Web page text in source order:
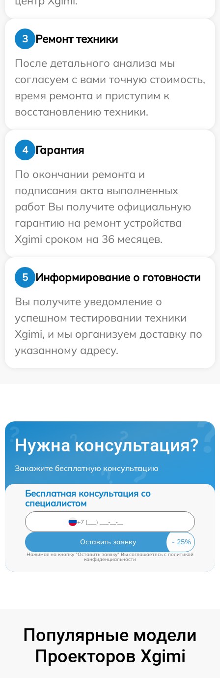
3
Ремонт техники
После детального анализа мы
согласуем с вами точную стоимость,
время ремонта и приступим к
восстановлению техники.
4
Гарантия
По окончании ремонта и
подписания акта выполненных
работ Вы получите официальную
гарантию на ремонт устройства
Xgimi сроком на 36 месяцев.
5
Информирование о готовности
Вы получите уведомление о
успешном тестировании техники
Xgimi, и мы организуем доставку по
указанному адресу.
Нужна консультация?
Закажите бесплатную консультацию
Бесплатная консультация со
специалистом
Оставить заявку
Нажимая на кнопку "Оставить заявку" Вы соглашаетесь c политикой
конфиденциальности
Популярные модели
Проекторов Xgimi